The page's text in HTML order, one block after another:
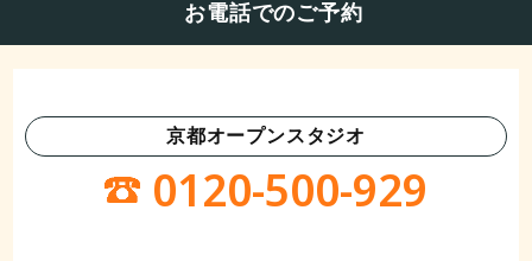
お電話でのご予約
京都オープンスタジオ
0120-500-929